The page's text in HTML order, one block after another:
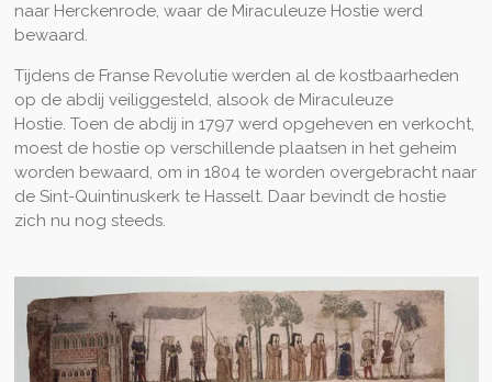
naar Herckenrode, waar de Miraculeuze Hostie werd
bewaard.
Tijdens de Franse Revolutie werden al de kostbaarheden
op de abdij veiliggesteld, alsook de Miraculeuze
Hostie. Toen de abdij in 1797 werd opgeheven en verkocht,
moest de hostie op verschillende plaatsen in het geheim
worden bewaard, om in 1804 te worden overgebracht naar
de Sint-Quintinuskerk te Hasselt. Daar bevindt de hostie
zich nu nog steeds.